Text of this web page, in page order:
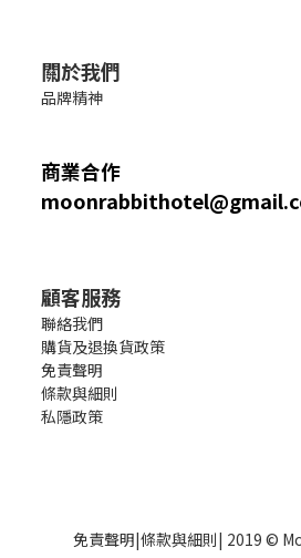
關於我們
品牌精神
商業合作
顧客服務
聯絡我們
購貨及退換貨政策
免責聲明
條款與細則
私隱政策
免責聲明|條款與細則| 2019 ©